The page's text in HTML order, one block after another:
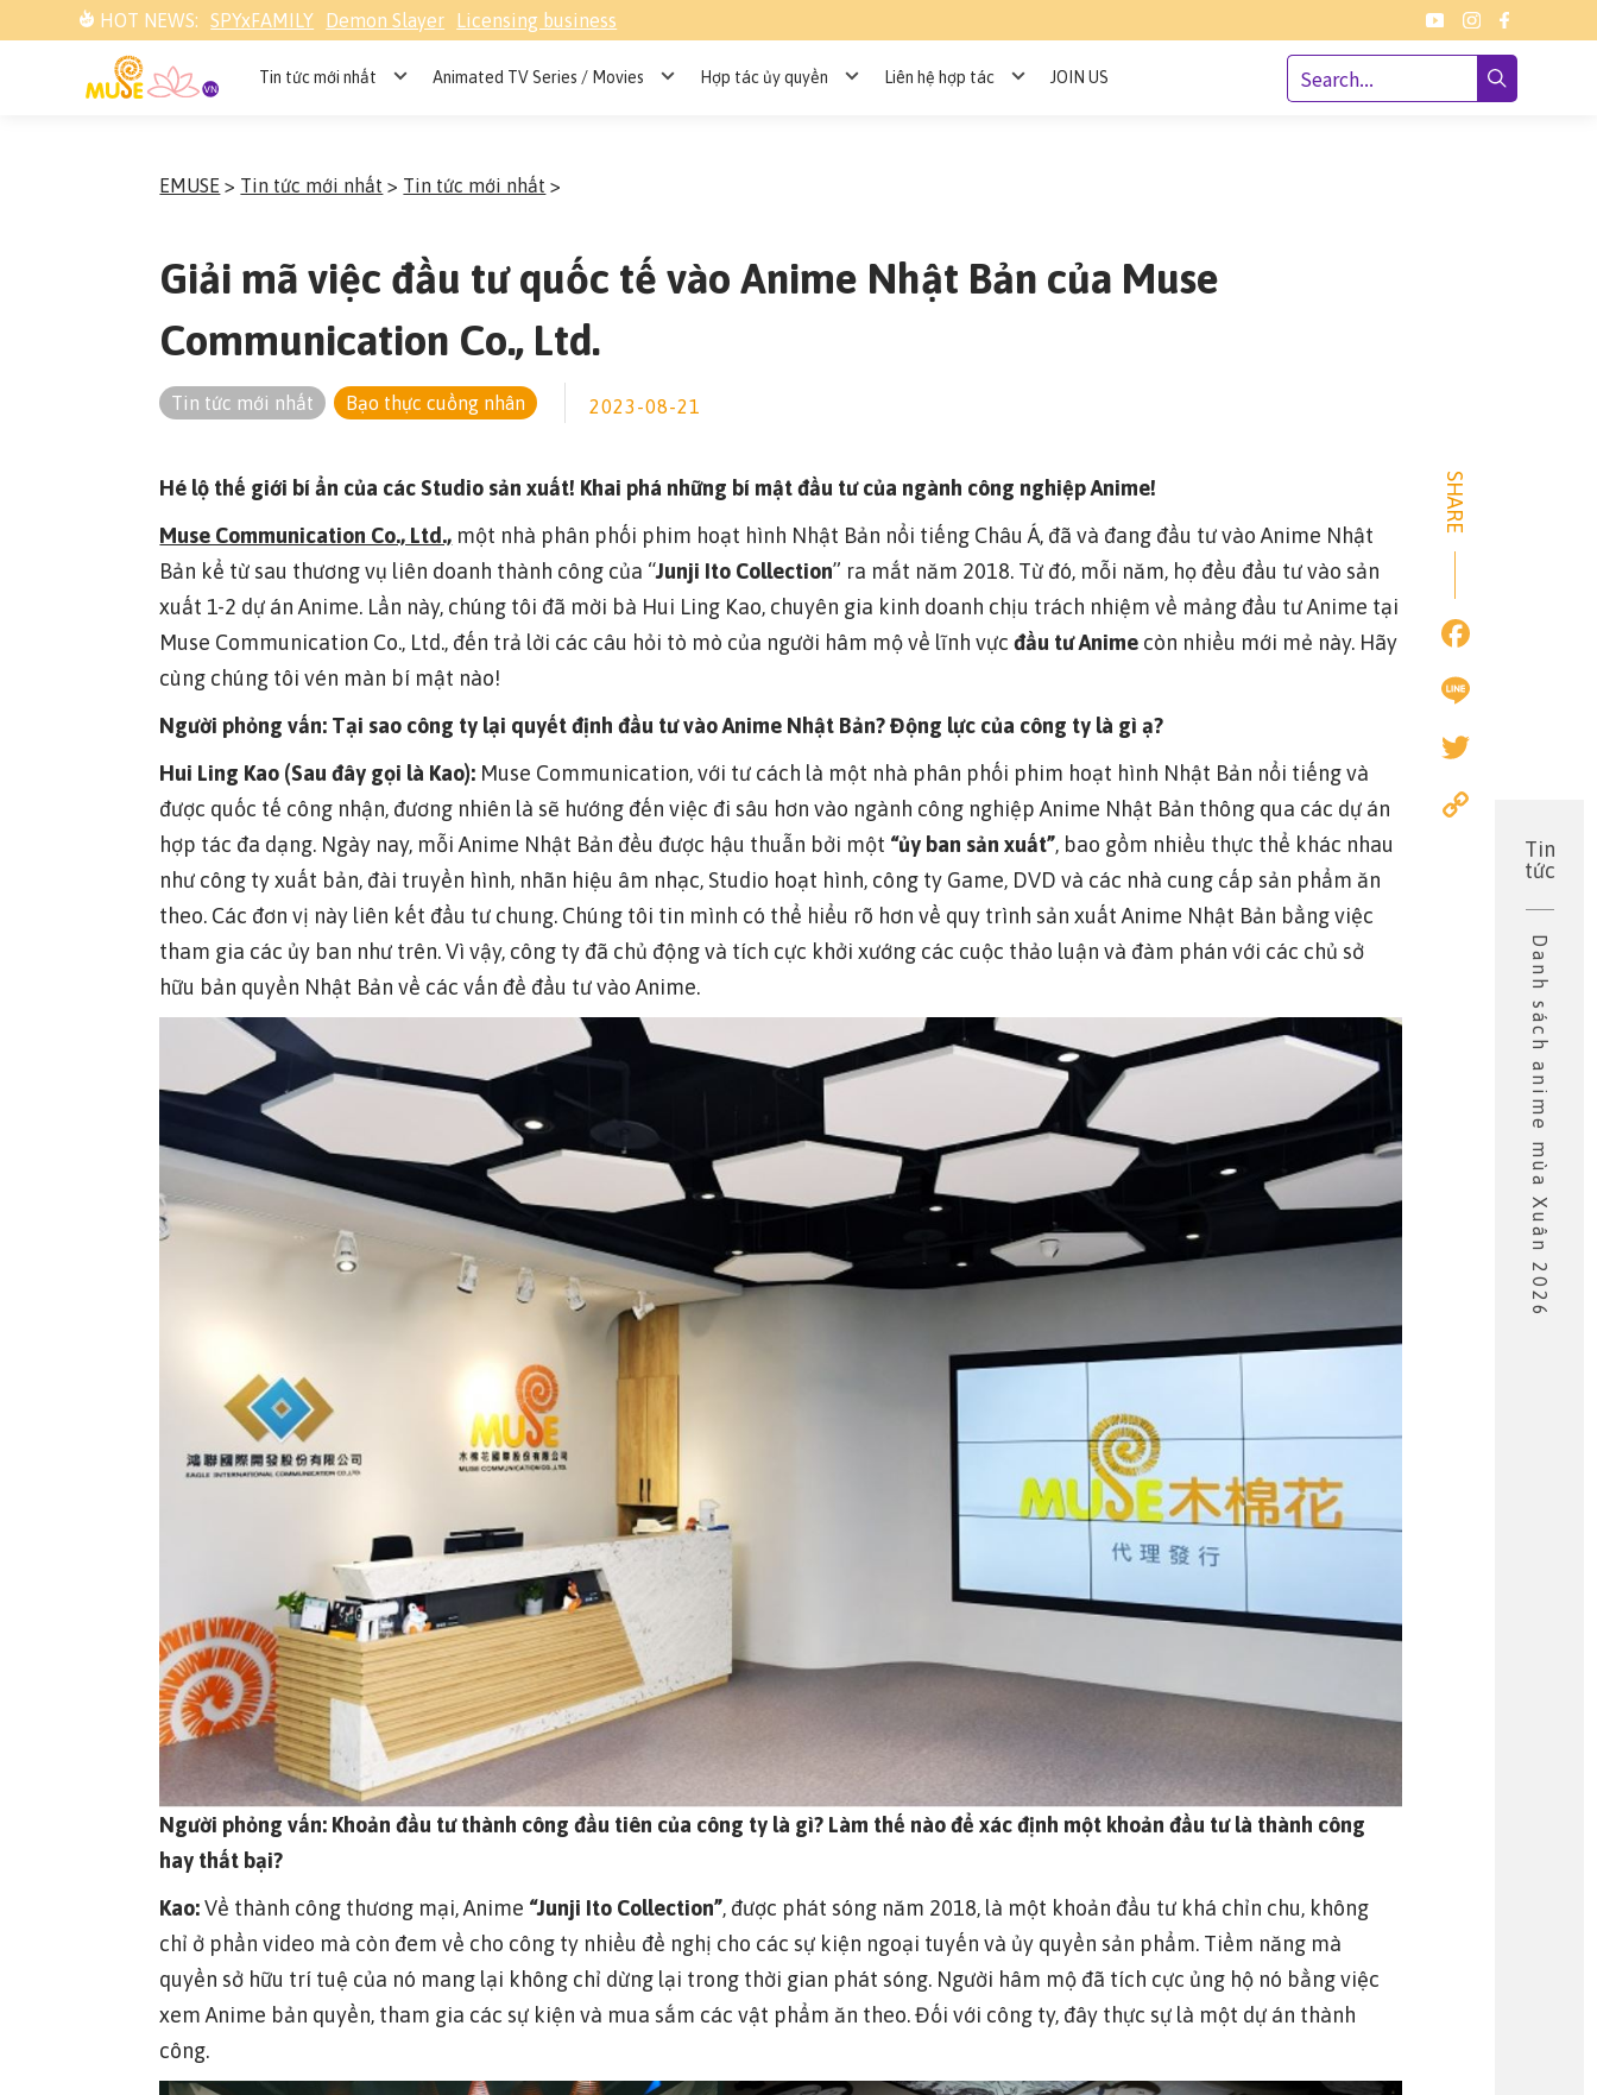
HOT NEWS: SPYxFAMILY Demon Slayer Licensing business
Tin tức mới nhất Animated TV Series / Movies Hợp tác ủy quyền Liên hệ hợp tác JOIN US
EMUSE > Tin tức mới nhất > Tin tức mới nhất >
Giải mã việc đầu tư quốc tế vào Anime Nhật Bản của Muse
Communication Co., Ltd.
Tin tức mới nhất Bạo thực cuồng nhân 2023-08-21
Hé lộ thế giới bí ẩn của các Studio sản xuất! Khai phá những bí mật đầu tư của ngành công nghiệp Anime!
Muse Communication Co., Ltd., một nhà phân phối phim hoạt hình Nhật Bản nổi tiếng Châu Á, đã và đang đầu tư vào Anime Nhật
Bản kể từ sau thương vụ liên doanh thành công của “Junji Ito Collection” ra mắt năm 2018. Từ đó, mỗi năm, họ đều đầu tư vào sản
xuất 1-2 dự án Anime. Lần này, chúng tôi đã mời bà Hui Ling Kao, chuyên gia kinh doanh chịu trách nhiệm về mảng đầu tư Anime tại
Muse Communication Co., Ltd., đến trả lời các câu hỏi tò mò của người hâm mộ về lĩnh vựcđầu tư Anime còn nhiều mới mẻ này. Hãy
cùng chúng tôi vén màn bí mật nào!
Người phỏng vấn: Tại sao công ty lại quyết định đầu tư vào Anime Nhật Bản? Động lực của công ty là gì ạ?
Hui Ling Kao (Sau đây gọi là Kao): Muse Communication, với tư cách là một nhà phân phối phim hoạt hình Nhật Bản nổi tiếng và
được quốc tế công nhận, đương nhiên là sẽ hướng đến việc đi sâu hơn vào ngành công nghiệp Anime Nhật Bản thông qua các dự án
hợp tác đa dạng. Ngày nay, mỗi Anime Nhật Bản đều được hậu thuẫn bởi một “ủy ban sản xuất”, bao gồm nhiều thực thể khác nhau
như công ty xuất bản, đài truyền hình, nhãn hiệu âm nhạc, Studio hoạt hình, công ty Game, DVD và các nhà cung cấp sản phẩm ăn
theo. Các đơn vị này liên kết đầu tư chung. Chúng tôi tin mình có thể hiểu rõ hơn về quy trình sản xuất Anime Nhật Bản bằng việc
tham gia các ủy ban như trên. Vì vậy, công ty đã chủ động và tích cực khởi xướng các cuộc thảo luận và đàm phán với các chủ sở
hữu bản quyền Nhật Bản về các vấn đề đầu tư vào Anime.
Người phỏng vấn: Khoản đầu tư thành công đầu tiên của công ty là gì? Làm thế nào để xác định một khoản đầu tư là thành công
hay thất bại?
Kao:Về thành công thương mại, Anime “Junji Ito Collection”, được phát sóng năm 2018, là một khoản đầu tư khá chỉn chu, không
chỉ ở phần video mà còn đem về cho công ty nhiều đề nghị cho các sự kiện ngoại tuyến và ủy quyền sản phẩm. Tiềm năng mà
quyền sở hữu trí tuệ của nó mang lại không chỉ dừng lại trong thời gian phát sóng. Người hâm mộ đã tích cực ủng hộ nó bằng việc
xem Anime bản quyền, tham gia các sự kiện và mua sắm các vật phẩm ăn theo. Đối với công ty, đây thực sự là một dự án thành
công.
SHARE
LinkTin
tức
Danh sách anime mùa Xuân 2026